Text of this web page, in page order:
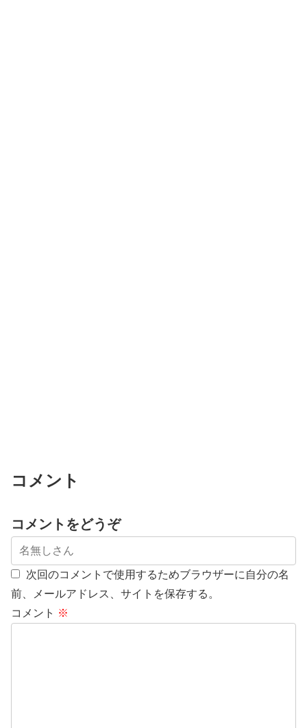
コメント
コメントをどうぞ
次回のコメントで使用するためブラウザーに自分の名
前、メールアドレス、サイトを保存する。
コメント ※